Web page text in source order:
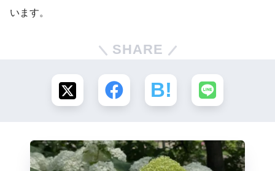
います。
SHARE